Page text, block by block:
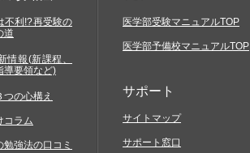
不利!?再受験の
道
情報(新課程、
導要領など)
の心構え
コラム
勉強法の口コミ
医学部受験マニュアルTOP
医学部予備校マニュアルTOP
サポート
サイトマップ
サポート窓口